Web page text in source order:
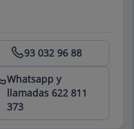
93 032 96 88
Whatsapp y
llamadas 622 811
373